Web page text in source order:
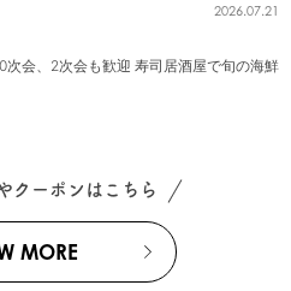
2026.07.21
次会、2次会も歓迎 寿司居酒屋で旬の海鮮
クーポンはこちら
MORE